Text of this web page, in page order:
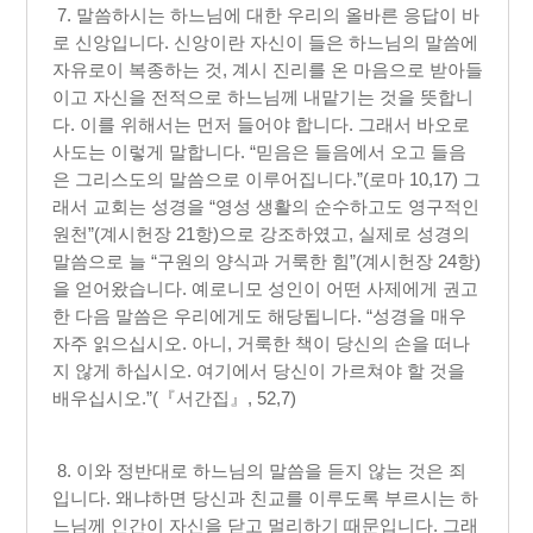
7. 말씀하시는 하느님에 대한 우리의 올바른 응답이 바
로 신앙입니다. 신앙이란 자신이 들은 하느님의 말씀에
자유로이 복종하는 것, 계시 진리를 온 마음으로 받아들
이고 자신을 전적으로 하느님께 내맡기는 것을 뜻합니
다. 이를 위해서는 먼저 들어야 합니다. 그래서 바오로
사도는 이렇게 말합니다. “믿음은 들음에서 오고 들음
은 그리스도의 말씀으로 이루어집니다.”(로마 10,17) 그
래서 교회는 성경을 “영성 생활의 순수하고도 영구적인
원천”(계시헌장 21항)으로 강조하였고, 실제로 성경의
말씀으로 늘 “구원의 양식과 거룩한 힘”(계시헌장 24항)
을 얻어왔습니다. 예로니모 성인이 어떤 사제에게 권고
한 다음 말씀은 우리에게도 해당됩니다. “성경을 매우
자주 읽으십시오. 아니, 거룩한 책이 당신의 손을 떠나
지 않게 하십시오. 여기에서 당신이 가르쳐야 할 것을
배우십시오.”(『서간집』, 52,7)
8. 이와 정반대로 하느님의 말씀을 듣지 않는 것은 죄
입니다. 왜냐하면 당신과 친교를 이루도록 부르시는 하
느님께 인간이 자신을 닫고 멀리하기 때문입니다. 그래